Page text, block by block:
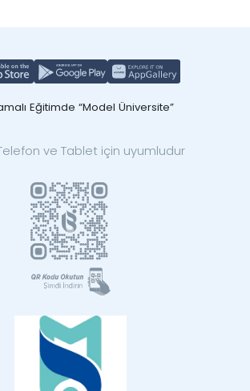
Eğitimde “Model Üniversite”
ve Tablet için uyumludur